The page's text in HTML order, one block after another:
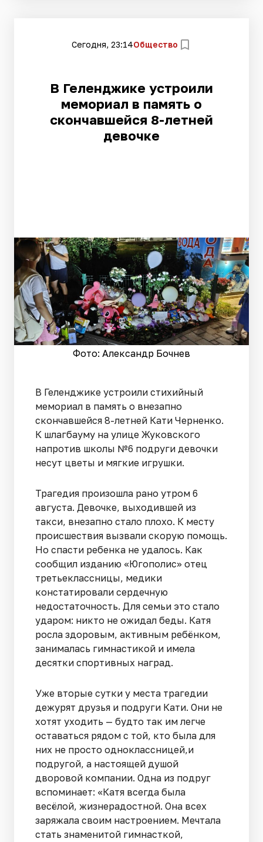
Сегодня, 23:14Общество
В Геленджике устроили
мемориал в память о
скончавшейся 8-летней
девочке
Фото: Александр Бочнев
В Геленджике устроили стихийный
мемориал в память о внезапно
скончавшейся 8-летней Кати Черненко.
К шлагбауму на улице Жуковского
напротив школы №6 подруги девочки
несут цветы и мягкие игрушки.
Трагедия произошла рано утром 6
августа. Девочке, выходившей из
такси, внезапно стало плохо. К месту
происшествия вызвали скорую помощь.
Но спасти ребенка не удалось. Как
сообщил изданию «Югополис» отец
третьеклассницы, медики
констатировали сердечную
недостаточность. Для семьи это стало
ударом: никто не ожидал беды. Катя
росла здоровым, активным ребёнком,
занималась гимнастикой и имела
десятки спортивных наград.
Уже вторые сутки у места трагедии
дежурят друзья и подруги Кати. Они не
хотят уходить — будто так им легче
оставаться рядом с той, кто была для
них не просто одноклассницей,и
подругой, а настоящей душой
дворовой компании. Одна из подруг
вспоминает: «Катя всегда была
весёлой, жизнерадостной. Она всех
заряжала своим настроением. Мечтала
стать знаменитой гимнасткой,